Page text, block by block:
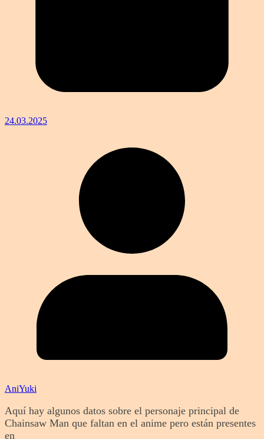
24.03.2025
AniYuki
Aquí hay algunos datos sobre el personaje principal de
Chainsaw Man que faltan en el anime pero están presentes
en